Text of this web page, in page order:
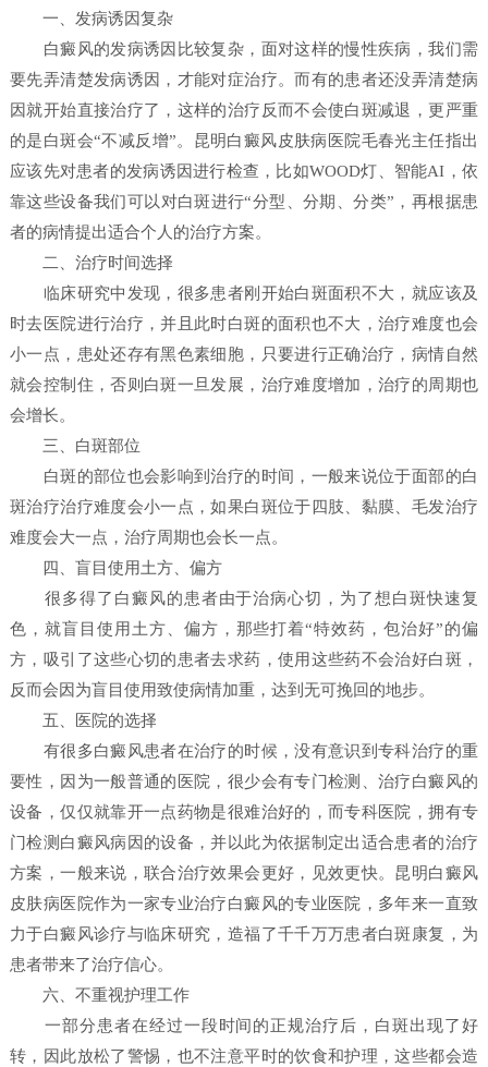
一、发病诱因复杂
白癜风的发病诱因比较复杂，面对这样的慢性疾病，我们需
要先弄清楚发病诱因，才能对症治疗。而有的患者还没弄清楚病
因就开始直接治疗了，这样的治疗反而不会使白斑减退，更严重
的是白斑会“不减反增”。昆明白癜风皮肤病医院毛春光主任指出
应该先对患者的发病诱因进行检查，比如WOOD灯、智能AI，依
靠这些设备我们可以对白斑进行“分型、分期、分类”，再根据患
者的病情提出适合个人的治疗方案。
二、治疗时间选择
临床研究中发现，很多患者刚开始白斑面积不大，就应该及
时去医院进行治疗，并且此时白斑的面积也不大，治疗难度也会
小一点，患处还存有黑色素细胞，只要进行正确治疗，病情自然
就会控制住，否则白斑一旦发展，治疗难度增加，治疗的周期也
会增长。
三、白斑部位
白斑的部位也会影响到治疗的时间，一般来说位于面部的白
斑治疗治疗难度会小一点，如果白斑位于四肢、黏膜、毛发治疗
难度会大一点，治疗周期也会长一点。
四、盲目使用土方、偏方
很多得了白癜风的患者由于治病心切，为了想白斑快速复
色，就盲目使用土方、偏方，那些打着“特效药，包治好”的偏
方，吸引了这些心切的患者去求药，使用这些药不会治好白斑，
反而会因为盲目使用致使病情加重，达到无可挽回的地步。
五、医院的选择
有很多白癜风患者在治疗的时候，没有意识到专科治疗的重
要性，因为一般普通的医院，很少会有专门检测、治疗白癜风的
设备，仅仅就靠开一点药物是很难治好的，而专科医院，拥有专
门检测白癜风病因的设备，并以此为依据制定出适合患者的治疗
方案，一般来说，联合治疗效果会更好，见效更快。昆明白癜风
皮肤病医院作为一家专业治疗白癜风的专业医院，多年来一直致
力于白癜风诊疗与临床研究，造福了千千万万患者白斑康复，为
患者带来了治疗信心。
六、不重视护理工作
一部分患者在经过一段时间的正规治疗后，白斑出现了好
转，因此放松了警惕，也不注意平时的饮食和护理，这些都会造